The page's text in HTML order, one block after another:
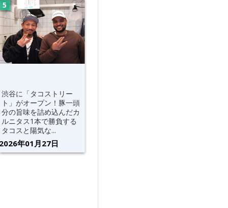
渋谷に「タコストリー
ト」がオープン！豚一頭
分の旨味を詰め込んだカ
ルニタス1本で勝負する
タコスと陽気な...
年01月27日